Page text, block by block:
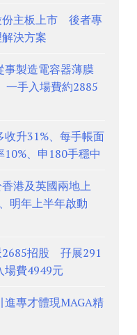
份主板上市 後者專
決方案
事製造電容器薄膜
手入場費約2885
升31%、每手帳面
、申180手穩中
港及英國兩地上
明年上半年啟動
2685招股 孖展291
場費4949元
專才體現MAGA精